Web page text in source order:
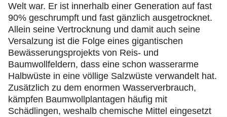
Welt war. Er ist innerhalb einer Generation auf fast
90% geschrumpft und fast gänzlich ausgetrocknet.
Allein seine Vertrocknung und damit auch seine
Versalzung ist die Folge eines gigantischen
Bewässerungsprojekts von Reis- und
Baumwollfeldern, dass eine schon wasserarme
Halbwüste in eine völlige Salzwüste verwandelt hat.
Zusätzlich zu dem enormen Wasserverbrauch,
kämpfen Baumwollplantagen häufig mit
Schädlingen, weshalb chemische Mittel eingesetzt